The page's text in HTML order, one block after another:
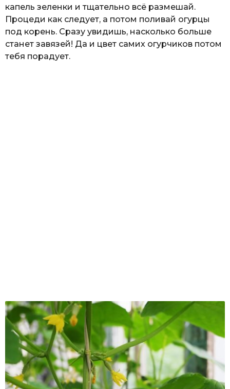
капель зеленки и тщательно всё размешай.
Процеди как следует, а потом поливай огурцы
под корень. Сразу увидишь, насколько больше
станет завязей! Да и цвет самих огурчиков потом
тебя порадует.